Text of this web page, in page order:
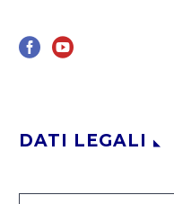
DATI LEGALI